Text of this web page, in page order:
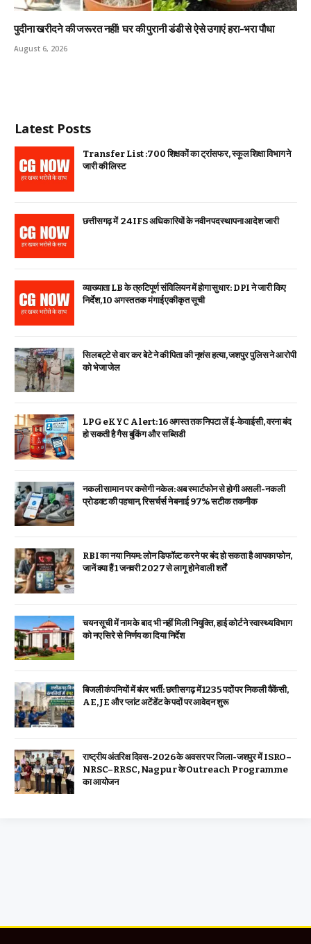
पुदीना खरीदने की जरूरत नहीं! घर की पुरानी डंडी से ऐसे उगाएं हरा-भरा पौधा
August 6, 2026
Latest Posts
Transfer List :700 शिक्षकों का ट्रांसफर, स्कूल शिक्षा विभाग ने
जारी की लिस्ट
छत्तीसगढ़ में 24 IFS अधिकारियों के नवीन पदस्थापना आदेश जारी
व्याख्याता LB के त्रुटिपूर्ण संविलियन में होगा सुधार: DPI ने जारी किए
निर्देश, 10 अगस्त तक मंगाई एकीकृत सूची
सिलबट्टे से वार कर बेटे ने की पिता की नृशंस हत्या, जशपुर पुलिस ने आरोपी
को भेजा जेल
LPG eKYC Alert: 16 अगस्त तक निपटा लें ई-केवाईसी, वरना बंद
हो सकती है गैस बुकिंग और सब्सिडी
नकली सामान पर कसेगी नकेल: अब स्मार्टफोन से होगी असली-नकली
प्रोडक्ट की पहचान, रिसर्चर्स ने बनाई 97% सटीक तकनीक
RBI का नया नियम: लोन डिफॉल्ट करने पर बंद हो सकता है आपका फोन,
जानें क्या हैं 1 जनवरी 2027 से लागू होने वाली शर्तें
चयन सूची में नाम के बाद भी नहीं मिली नियुक्ति, हाई कोर्ट ने स्वास्थ्य विभाग
को नए सिरे से निर्णय का दिया निर्देश
बिजली कंपनियों में बंपर भर्ती: छत्तीसगढ़ में 1235 पदों पर निकली वैकेंसी,
AE, JE और प्लांट अटेंडेंट के पदों पर आवेदन शुरू
राष्ट्रीय अंतरिक्ष दिवस-2026 के अवसर पर जिला-जशपुर में ISRO–
NRSC–RRSC, Nagpur के Outreach Programme
का आयोजन